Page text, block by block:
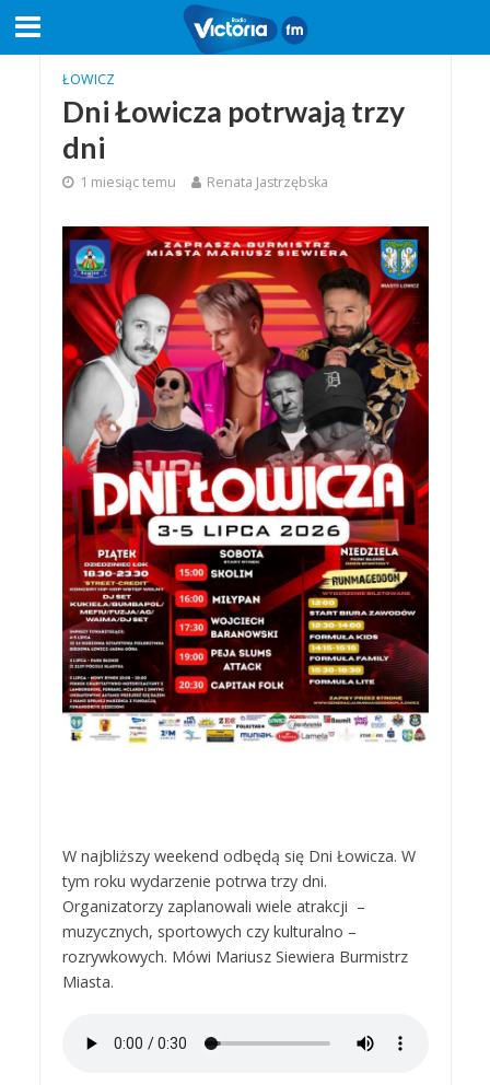
ŁOWICZ
Dni Łowicza potrwają trzy
dni
1 miesiąc temu Renata Jastrzębska
W najbliższy weekend odbędą się Dni Łowicza. W
tym roku wydarzenie potrwa trzy dni.
Organizatorzy zaplanowali wiele atrakcji –
muzycznych, sportowych czy kulturalno –
rozrywkowych. Mówi Mariusz Siewiera Burmistrz
Miasta.